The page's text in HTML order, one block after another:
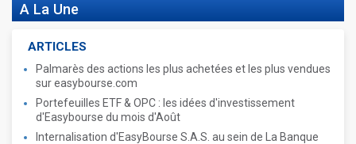
A La Une
ARTICLES
Palmarès des actions les plus achetées et les plus vendues
sur easybourse.com
Portefeuilles ETF & OPC : les idées d'investissement
d'Easybourse du mois d'Août
Internalisation d'EasyBourse S.A.S. au sein de La Banque